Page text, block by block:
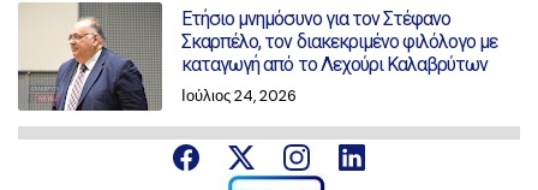
Ετήσιο μνημόσυνο για τον Στέφανο
Σκαρπέλο, τον διακεκριμένο φιλόλογο με
καταγωγή από το Λεχούρι Καλαβρύτων
Ιούλιος 24, 2026